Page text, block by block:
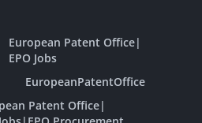
European Patent Office|
EPO Jobs
EuropeanPatentOffice
Patent Office|